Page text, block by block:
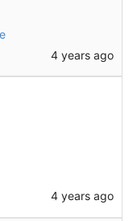
4 years ago
4 years ago